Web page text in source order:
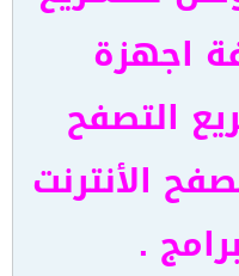
اجهزة
التصفح
الأنترنت
.